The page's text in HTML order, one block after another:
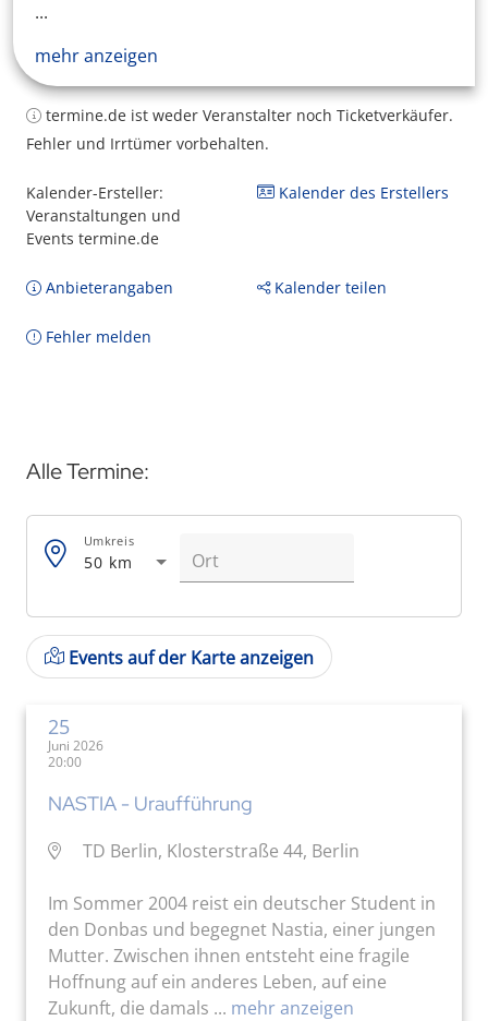
...
mehr anzeigen
termine.de ist weder Veranstalter noch Ticketverkäufer.
Fehler und Irrtümer vorbehalten.
Kalender-Ersteller:
Veranstaltungen und
Events termine.de
Kalender des Erstellers
Anbieterangaben Kalender teilen
Fehler melden
Alle Termine:
50 km
Umkreis
Events auf der Karte anzeigen
25
Juni 2026
20:00
NASTIA - Uraufführung
TD Berlin, Klosterstraße 44, Berlin
Im Sommer 2004 reist ein deutscher Student in
den Donbas und begegnet Nastia, einer jungen
Mutter. Zwischen ihnen entsteht eine fragile
Hoffnung auf ein anderes Leben, auf eine
Zukunft, die damals ... mehr anzeigen